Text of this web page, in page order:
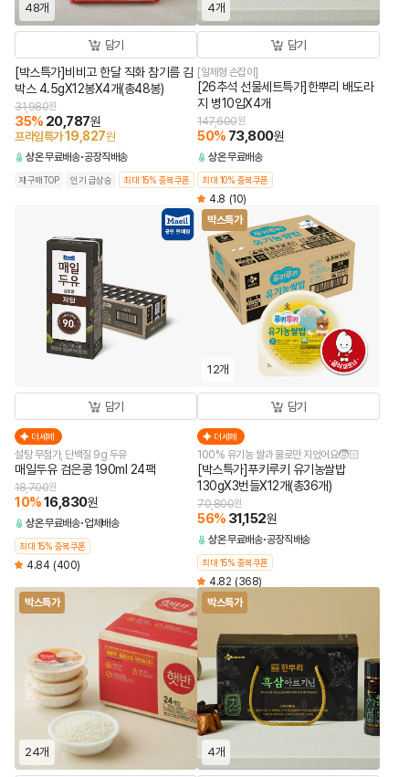
48개
담기
[박스특가]비비고 한달 직화 참기름 김
박스 4.5gX12봉X4개(총48봉)
31,980원
35% 20,787원
프라임특가19,827원
상온무료배송 공장직배송
재구매TOP 인기 급상승 최대 15% 중복쿠폰
4개
담기
[일체형 손잡이]
[26추석 선물세트특가]한뿌리 배도라
지 병10입X4개
147,600원
50% 73,800원
상온무료배송
최대 10% 중복쿠폰
4.8 (10)
담기
더세페
설탕 무첨가, 단백질 9g 두유
매일두유 검은콩 190ml 24팩
18,700원
10%16,830원
상온무료배송 업체배송
최대 15% 중복쿠폰
4.84 (400)
박스특가
12개
담기
더세페
100% 유기농 쌀과 물로만 지었어요🧒🏻
[박스특가]푸키루키 유기농쌀밥
130gX3번들X12개(총36개)
70,800원
56% 31,152원
상온무료배송 공장직배송
최대 15% 중복쿠폰
4.82 (368)
박스특가
24개
박스특가
4개